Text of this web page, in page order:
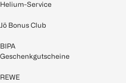
Helium-Service
Jö Bonus Club
BIPA
Geschenkgutscheine
REWE